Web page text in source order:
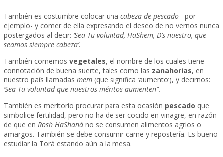
También es costumbre colocar una cabeza de pescado –por
ejemplo- y comer de ella expresando el deseo de no vernos nunca
postergados al decir: ‘Sea Tu voluntad, HaShem, D’s nuestro, que
seamos siempre cabeza’.
También comemos vegetales, el nombre de los cuales tiene
connotación de buena suerte, tales como las zanahorias, en
nuestro país llamadas mem (que significa ‘aumento’), y decirnos:
‘Sea Tu voluntad que nuestros méritos aumenten”.
También es meritorio procurar para esta ocasión pescado que
simbolice fertilidad, pero no ha de ser cocido en vinagre, en razón
de que en Rosh HaShaná no se consumen alimentos agrios o
amargos. También se debe consumir carne y repostería. Es bueno
estudiar la Torá estando aún a la mesa.